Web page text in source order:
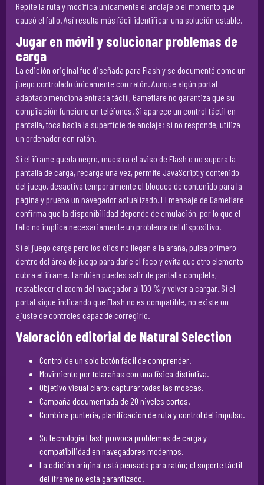
Repite la ruta y modifica únicamente el anclaje o el momento que
causó el fallo. Así resulta más fácil identificar una solución estable.
Jugar en móvil y solucionar problemas de
carga
La edición original fue diseñada para Flash y se documentó como un
juego controlado únicamente con ratón. Aunque algún portal
adaptado menciona entrada táctil, Gameflare no garantiza que su
compilación funcione en teléfonos. Si aparece un control táctil en
pantalla, toca hacia la superficie de anclaje; si no responde, utiliza
un ordenador con ratón.
Si el iframe queda negro, muestra el aviso de Flash o no supera la
pantalla de carga, recarga una vez, permite JavaScript y contenido
del juego, desactiva temporalmente el bloqueo de contenido para la
página y prueba un navegador actualizado. El mensaje de Gameflare
confirma que la disponibilidad depende de emulación, por lo que el
fallo no implica necesariamente un problema del dispositivo.
Si el juego carga pero los clics no llegan a la araña, pulsa primero
dentro del área de juego para darle el foco y evita que otro elemento
cubra el iframe. También puedes salir de pantalla completa,
restablecer el zoom del navegador al 100 % y volver a cargar. Si el
portal sigue indicando que Flash no es compatible, no existe un
ajuste de controles capaz de corregirlo.
Valoración editorial de Natural Selection
Control de un solo botón fácil de comprender.
Movimiento por telarañas con una física distintiva.
Objetivo visual claro: capturar todas las moscas.
Campaña documentada de 20 niveles cortos.
Combina puntería, planificación de ruta y control del impulso.
Su tecnología Flash provoca problemas de carga y
compatibilidad en navegadores modernos.
La edición original está pensada para ratón; el soporte táctil
del iframe no está garantizado.